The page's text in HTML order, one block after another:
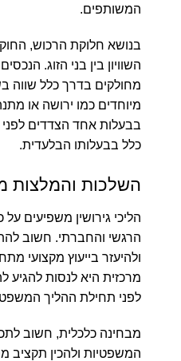
המשותפים.
בנושא חלוקת הרכוש,
השוויון בין בני הזוג.
מחולקים בדרך כלל שווה
מיוחדים כמו ירושה או
בבעלות אחד הצדדים לפני
כלל בבעלותו הבלעדית.
השלכות והמלצות
הליכי גירושין משפיעים
הרגשי והחברתי. חשוב
ולהיעזר בייעוץ מקצועי
מרכזית היא לנסות להגיע
לפני תחילת ההליך
מבחינה כלכלית, חשוב
המשפטיות ולהכין תקציב